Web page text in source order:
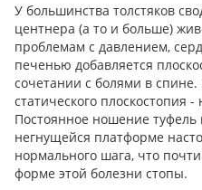
У большинства толстяков
центнера (а то и больше)
проблемам с давлением,
печенью добавляется
сочетании с болями в
статического плоскостопия
Постоянное ношение
негнущейся платформе
нормального шага, что
форме этой болезни стопы.